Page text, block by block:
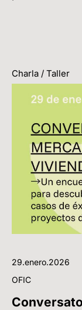
Charla / Taller
29.enero.2026
OFIC